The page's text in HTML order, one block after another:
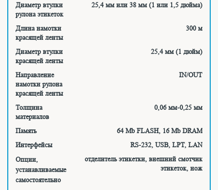
Диаметр втулки
рулона этикеток
25,4 мм или 38 мм (1 или 1,5 дюйма)
Длина намотки
красящей ленты
300 м
Диаметр втулки
красящей ленты
25,4 мм (1 дюйм)
Направление
намотки рулона
красящей ленты
IN/OUT
Толщина
материалов
0,06 мм-0,25 мм
Память
64 Mb FLASH, 16 Mb DRAM
Интерфейсы
RS-232, USB, LPT, LAN
Опции,
устанавливаемые
самостоятельно
отделитель этикетки, внешний смотчик
этикеток, нож